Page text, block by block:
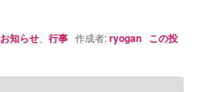
お知らせ 、行事 作成者:ryogan この投